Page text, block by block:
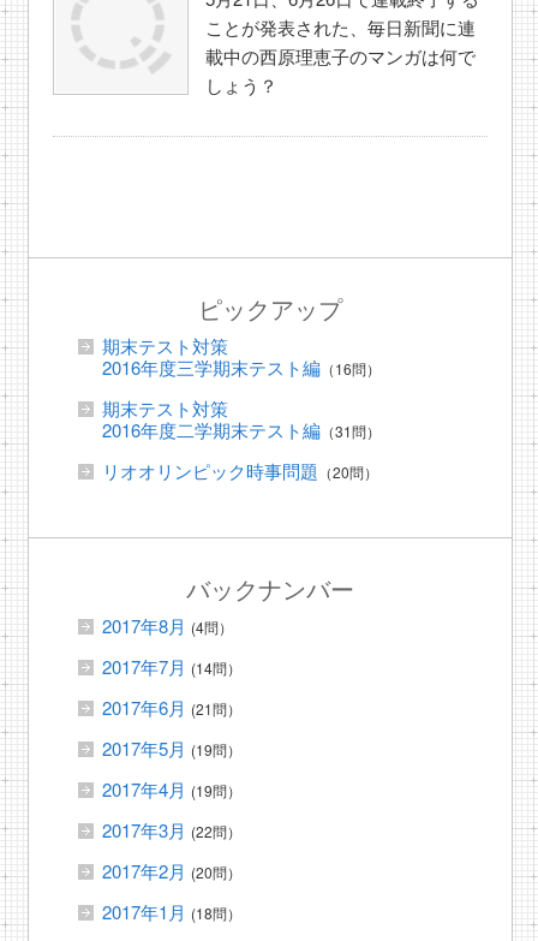
ことが発表された、毎日新聞に連
載中の西原理恵子のマンガは何で
しょう？
ピックアップ
期末テスト対策
2016年度三学期末テスト編（16問）
期末テスト対策
2016年度二学期末テスト編（31問）
リオオリンピック時事問題 （20問）
バックナンバー
2017年8月 (4問）
2017年7月 (14問）
2017年6月 (21問）
2017年5月 (19問）
2017年4月 (19問）
2017年3月 (22問）
2017年2月 (20問）
2017年1月 (18問）